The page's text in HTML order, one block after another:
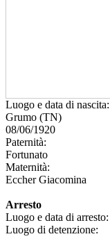
Luogo e data di nascita:
Grumo (TN)
08/06/1920
Paternità:
Fortunato
Maternità:
Eccher Giacomina
Arresto
Luogo e data di arresto:
Luogo di detenzione: